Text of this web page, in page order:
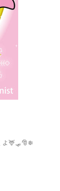
よ🦌🛷🎅❄️